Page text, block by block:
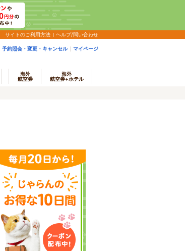
サイトのご利用方法 ヘルプ/問い合わせ
予約照会・変更・キャンセル マイページ
海外
航空券
海外
航空券+ホテル